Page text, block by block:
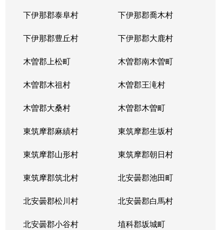
下伊那郡泰阜村 下伊那郡喬木村
下伊那郡豊丘村 下伊那郡大鹿村
木曽郡上松町 木曽郡南木曽町
木曽郡木祖村 木曽郡王滝村
木曽郡大桑村 木曽郡木曽町
東筑摩郡麻績村 東筑摩郡生坂村
東筑摩郡山形村 東筑摩郡朝日村
東筑摩郡筑北村 北安曇郡池田町
北安曇郡松川村 北安曇郡白馬村
北安曇郡小谷村 埴科郡坂城町